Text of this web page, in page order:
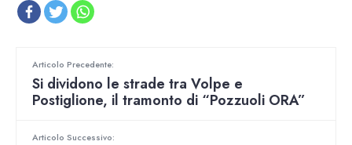
Articolo Precedente:
Si dividono le strade tra Volpe e
Postiglione, il tramonto di “Pozzuoli ORA”
Articolo Successivo: